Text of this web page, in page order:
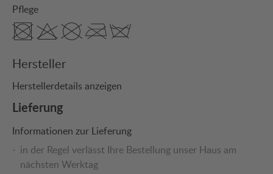
Pflege
Hersteller
Herstellerdetails anzeigen
Lieferung
Informationen zur Lieferung
in der Regel verlässt Ihre Bestellung unser Haus am
nächsten Werktag